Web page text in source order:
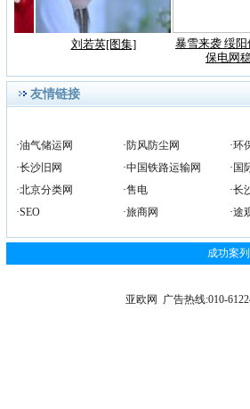
刘若英[图集]
暴雪来袭 绥
保电网
友情链接
·油气储运网 ·防风防尘网 ·环
·长沙旧网 ·中国铁路运输网 · 国
·北京分类网 ·售电 ·长
·SEO ·旅商网 ·途
成功案列
亚欧网 广告热线:010-